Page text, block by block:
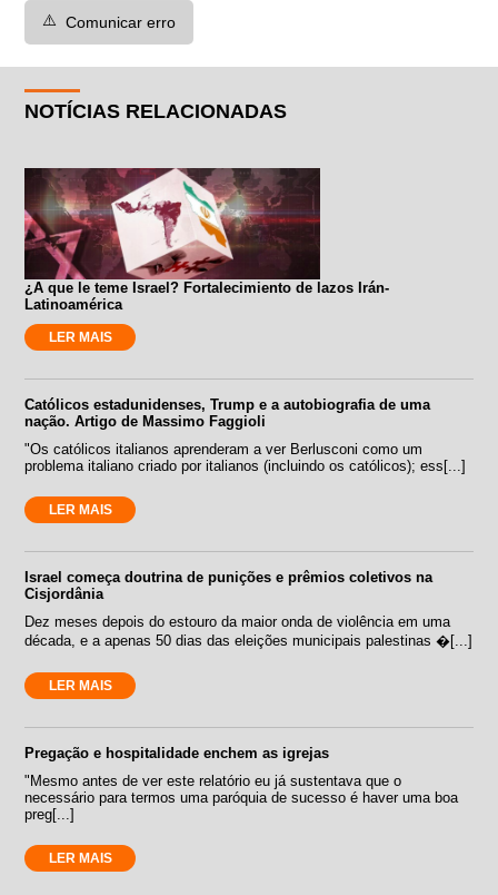
⚠️ Comunicar erro
NOTÍCIAS RELACIONADAS
¿A que le teme Israel? Fortalecimiento de lazos Irán-
Latinoamérica
LER MAIS
Católicos estadunidenses, Trump e a autobiografia de uma
nação. Artigo de Massimo Faggioli
"Os católicos italianos aprenderam a ver Berlusconi como um
problema italiano criado por italianos (incluindo os católicos); ess[...]
LER MAIS
Israel começa doutrina de punições e prêmios coletivos na
Cisjordânia
Dez meses depois do estouro da maior onda de violência em uma
década, e a apenas 50 dias das eleições municipais palestinas �[...]
LER MAIS
Pregação e hospitalidade enchem as igrejas
"Mesmo antes de ver este relatório eu já sustentava que o
necessário para termos uma paróquia de sucesso é haver uma boa
preg[...]
LER MAIS